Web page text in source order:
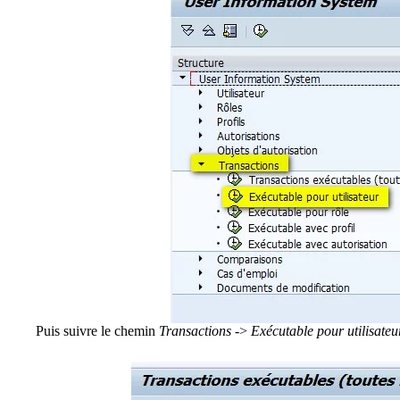
Puis suivre le chemin Transactions -> Exécutable pour